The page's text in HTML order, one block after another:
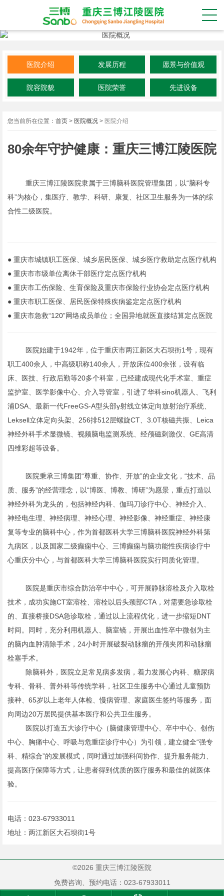
医院介绍 发展历程 愿景与价值观
院容院貌 医院荣誉 先进设备
您当前所在位置： 首页 > 医院概况 > 医院介绍
80余年守护健康：重庆三博江陵医院
重庆三博江陵医院隶属于三博脑科医院管理集团，以“脑科专
科”为核心，集医疗、教学、科研、康复、社区卫生服务为一体的综
合性二级医院。
● 重庆市城镇职工医保、城乡居民医保、城乡医疗救助定点医疗机构
● 重庆市市级单位离休干部医疗定点医疗机构
● 重庆市工伤保险、生育保险及重庆市保险行业协会定点医疗机构
● 重庆市职工医保、居民医保特殊疾病鉴定定点医疗机构
● 重庆市急救“120”网络成员单位；全国异地就医直接结算定点医院
医院始建于1942年，位于重庆市两江新区大石坝街1号，现有
职工400余人，中高级职称140余人，开放床位400余张，设有临
床、医技、行政后勤等20多个科室，已经建成现代化手术室、重症
监护室、医学影像中心、介入导管室，引进了华科sino机器人、飞利
浦DSA、最新一代FreeGS-A型头部γ射线立体定向放射治疗系统、
Leksell立体定向头架、256排512层螺旋CT、3.0T核磁共振、Leica
神经外科手术显微镜、视频脑电监测系统、经颅磁刺激仪、GE高清
四维彩超等设备。
医院秉承三博集团“尊重、协作、开放”的企业文化，“技术、品
质、服务”的经营理念，以“博医、博教、博研”为愿景，重点打造以
神经外科为龙头的，包括神经内科、伽玛刀诊疗中心、神经介入、
神经电生理、神经病理、神经心理、神经影像、神经重症、神经康
复等专业的脑科中心，作为首都医科大学三博脑科医院神经外科第
九病区，以及国家二级癫痫中心、三博癫痫与脑功能性疾病诊疗中
心重庆分中心，与首都医科大学三博脑科医院实行同质化管理。
医院是重庆市综合防治卒中中心，可开展静脉溶栓及介入取栓
技术，成功实施CT室溶栓、溶栓以后头颈部CTA，对需要急诊取栓
的、直接桥接DSA急诊取栓，通过以上流程优化，进一步缩短DNT
时间。同时，充分利用机器人、脑室镜，开展出血性卒中微创为主
的脑内血肿清除手术，24小时开展破裂动脉瘤的开颅夹闭和动脉瘤
栓塞手术。
除脑科外，医院立足常见病多发病，着力发展心内科、糖尿病
专科、骨科、普外科等传统学科，社区卫生服务中心通过儿童预防
接种、65岁以上老年人体检、慢病管理、家庭医生签约等服务，面
向周边20万居民提供基本医疗和公共卫生服务。
医院以打造五大诊疗中心（脑健康管理中心、卒中中心、创伤
中心、胸痛中心、呼吸与危重症诊疗中心）为引领，建立健全“强专
科、精综合”的发展模式，同时通过加强科间协作、提升服务能力、
提高医疗保障等方式，让患者得到优质的医疗服务和最佳的就医体
验。
电话：023-67933011
地址：两江新区大石坝街1号
©2026 重庆三博江陵医院
免费咨询、预约电话：023-67933011